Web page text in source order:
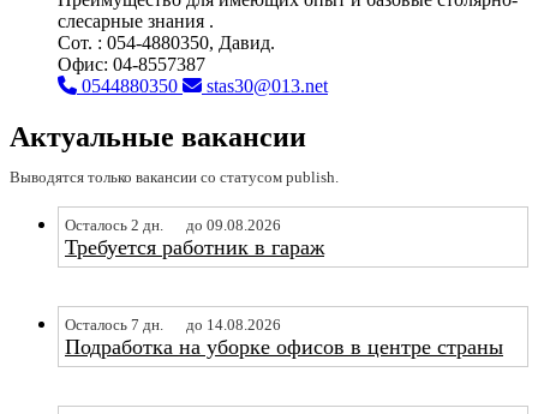
слесарные знания .
Cот. : 054-4880350, Давид.
Офис: 04-8557387
0544880350
stas30@013.net
Актуальные вакансии
Выводятся только вакансии со статусом publish.
Осталось 2 дн. до 09.08.2026
Требуется работник в гараж
Осталось 7 дн. до 14.08.2026
Подработка на уборке офисов в центре страны